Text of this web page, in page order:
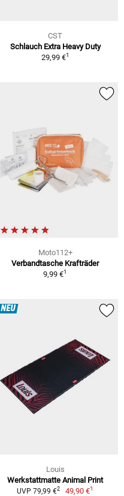
CST
Schlauch Extra Heavy Duty
29,99 €1
Moto112+
Verbandtasche Krafträder
9,99 €1
NEU
Louis
Werkstattmatte Animal Print
UVP 79,99 €2 49,90 €1